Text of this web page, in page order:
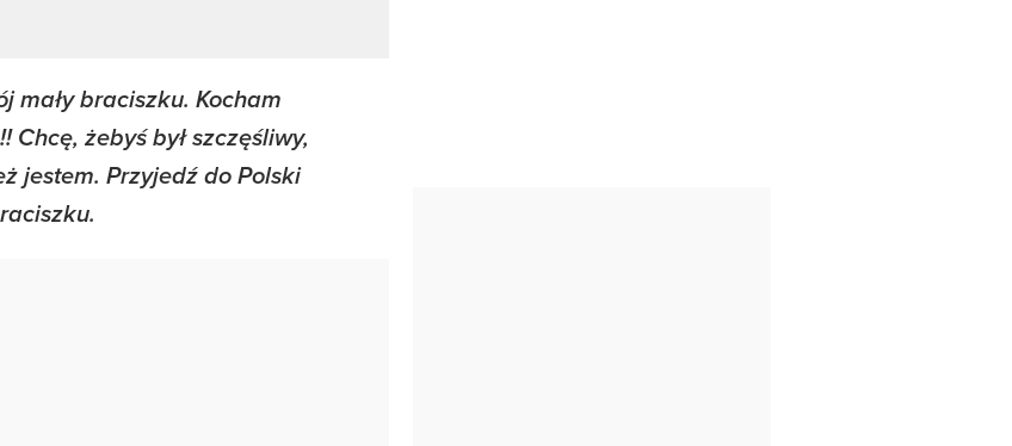
mały braciszku. Kocham
Chcę, żebyś był szczęśliwy,
jestem. Przyjedź do Polski